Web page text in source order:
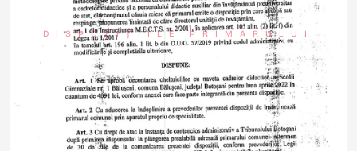
DISPOZIȚIILE PRIMARULUI